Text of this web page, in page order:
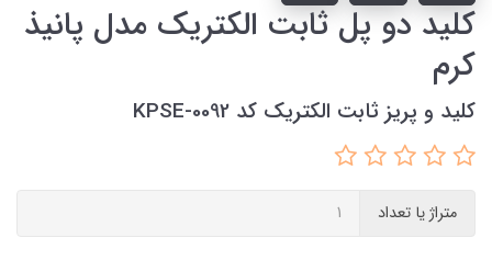
کلید دو پل ثابت الکتریک مدل پانیذ
کرم
کلید و پریز ثابت الکتریک کد KPSE-0092
متراژ یا تعداد